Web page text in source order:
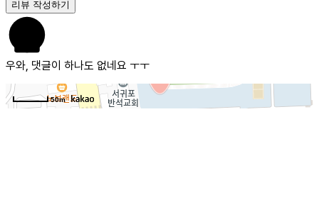
리뷰 작성하기
우와, 댓글이 하나도 없네요 ㅜㅜ
50m